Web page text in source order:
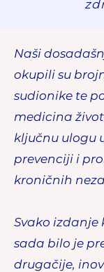
Naši
okupili su
sudionike te
medicina
ključnu ulogu
prevenciji i
kroničnih
Svako izdanje
sada bilo je
drugačije,